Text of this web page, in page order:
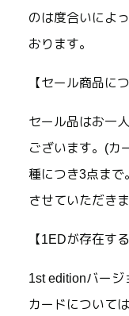
のは度合いによ
おります。
【セール商品に
セール品はお一
ございます。(カ
種につき3点まで
させていただきま
【1EDが存在す
1st editionバージ
カードについて